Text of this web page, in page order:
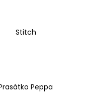
Stitch
Peppa